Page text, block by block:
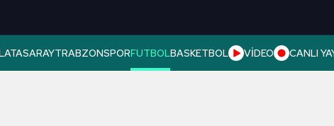
TRABZONSPORFUTBOLBASKETBOL VİDEO CANLI